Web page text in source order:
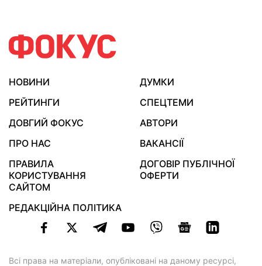
НОВИНИ
ДУМКИ
РЕЙТИНГИ
СПЕЦТЕМИ
ДОВГИЙ ФОКУС
АВТОРИ
ПРО НАС
ВАКАНСІЇ
ПРАВИЛА
КОРИСТУВАННЯ
САЙТОМ
ДОГОВІР ПУБЛІЧНОЇ
ОФЕРТИ
РЕДАКЦІЙНА ПОЛІТИКА
Всі права на матеріали, опубліковані на даному ресурсі,